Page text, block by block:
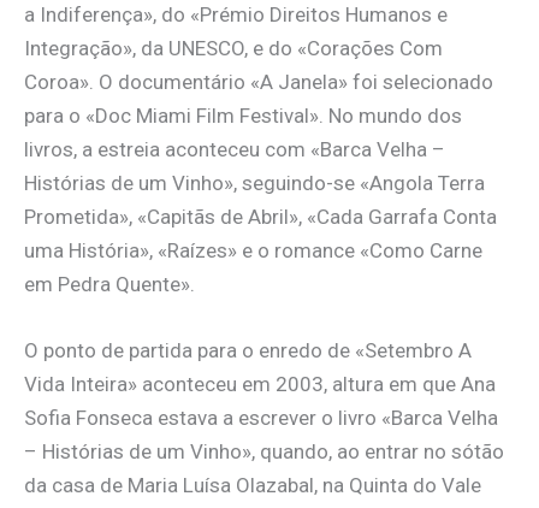
a Indiferença», do «Prémio Direitos Humanos e
Integração», da UNESCO, e do «Corações Com
Coroa». O documentário «A Janela» foi selecionado
para o «Doc Miami Film Festival». No mundo dos
livros, a estreia aconteceu com «Barca Velha –
Histórias de um Vinho», seguindo-se «Angola Terra
Prometida», «Capitãs de Abril», «Cada Garrafa Conta
uma História», «Raízes» e o romance «Como Carne
em Pedra Quente».
O ponto de partida para o enredo de «Setembro A
Vida Inteira» aconteceu em 2003, altura em que Ana
Sofia Fonseca estava a escrever o livro «Barca Velha
– Histórias de um Vinho», quando, ao entrar no sótão
da casa de Maria Luísa Olazabal, na Quinta do Vale